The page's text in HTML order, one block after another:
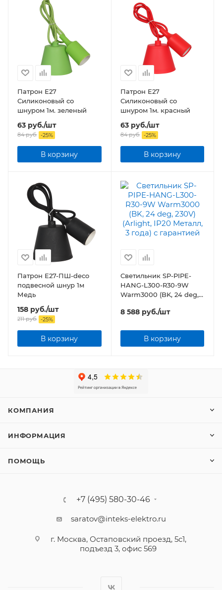
Патрон Е27
Силиконовый со
шнуром 1м. зеленый
63 руб./шт
84руб. -25%
В корзину
Патрон Е27
Силиконовый со
шнуром 1м. красный
63руб./шт
84руб. -25%
В корзину
Патрон Е27-ПШ-deco
подвесной шнур 1м
Медь
158 руб./шт
211руб. -25%
В корзину
Светильник SP-PIPE-
HANG-L300-R30-9W
Warm3000 (BK, 24 deg,
Металл, 3 года)
8 588руб./шт
В корзину
КОМПАНИЯ
ИНФОРМАЦИЯ
ПОМОЩЬ
+7 (495) 580-30-46
saratov@inteks-elektro.ru
г. Москва, Остаповский проезд, 5с1,
подъезд 3, офис 569